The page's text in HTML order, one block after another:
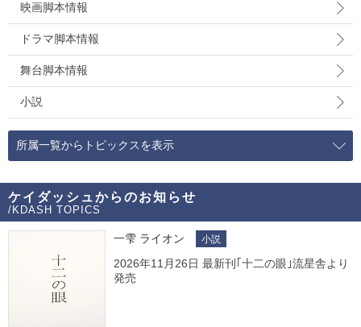
映画脚本情報
ドラマ脚本情報
舞台脚本情報
小説
所属一覧からトピックスを表示
ケイダッシュからのお知らせ
/KDASH TOPICS
一雫 ライオン 小説
2026年11月26日 最新刊｢十二の眼｣流星舎より
発売